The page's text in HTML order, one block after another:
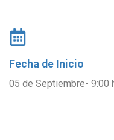
Fecha de Inicio
05 de Septiembre- 9:00